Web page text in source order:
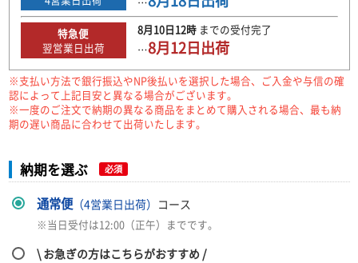
特急便
翌営業日出荷
8月10日12時までの受付完了
…8月12日出荷
※支払い方法で銀行振込やNP後払いを選択した場合、ご入金や与信の確
認によって上記目安と異なる場合がございます。
※一度のご注文で納期の異なる商品をまとめて購入される場合、最も納
期の遅い商品に合わせて出荷いたします。
納期を選ぶ 必須
通常便（4営業日出荷） コース
※当日受付は12:00（正午）までです。
\ お急ぎの方はこちらがおすすめ /